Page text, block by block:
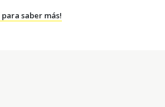
saber más!